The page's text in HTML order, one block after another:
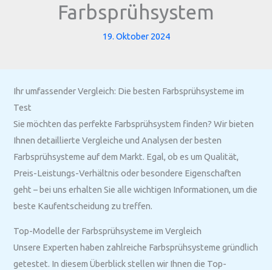
Farbsprühsystem
19. Oktober 2024
Ihr umfassender Vergleich: Die besten Farbsprühsysteme im
Test
Sie möchten das perfekte Farbsprühsystem finden? Wir bieten
Ihnen detaillierte Vergleiche und Analysen der besten
Farbsprühsysteme auf dem Markt. Egal, ob es um Qualität,
Preis-Leistungs-Verhältnis oder besondere Eigenschaften
geht – bei uns erhalten Sie alle wichtigen Informationen, um die
beste Kaufentscheidung zu treffen.
Top-Modelle der Farbsprühsysteme im Vergleich
Unsere Experten haben zahlreiche Farbsprühsysteme gründlich
getestet. In diesem Überblick stellen wir Ihnen die Top-